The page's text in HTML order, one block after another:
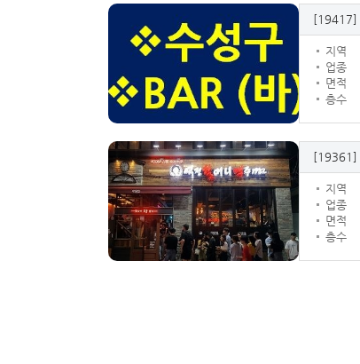
[19417]
지역
업종
면적
층수
[19361]
지역
업종
면적
층수